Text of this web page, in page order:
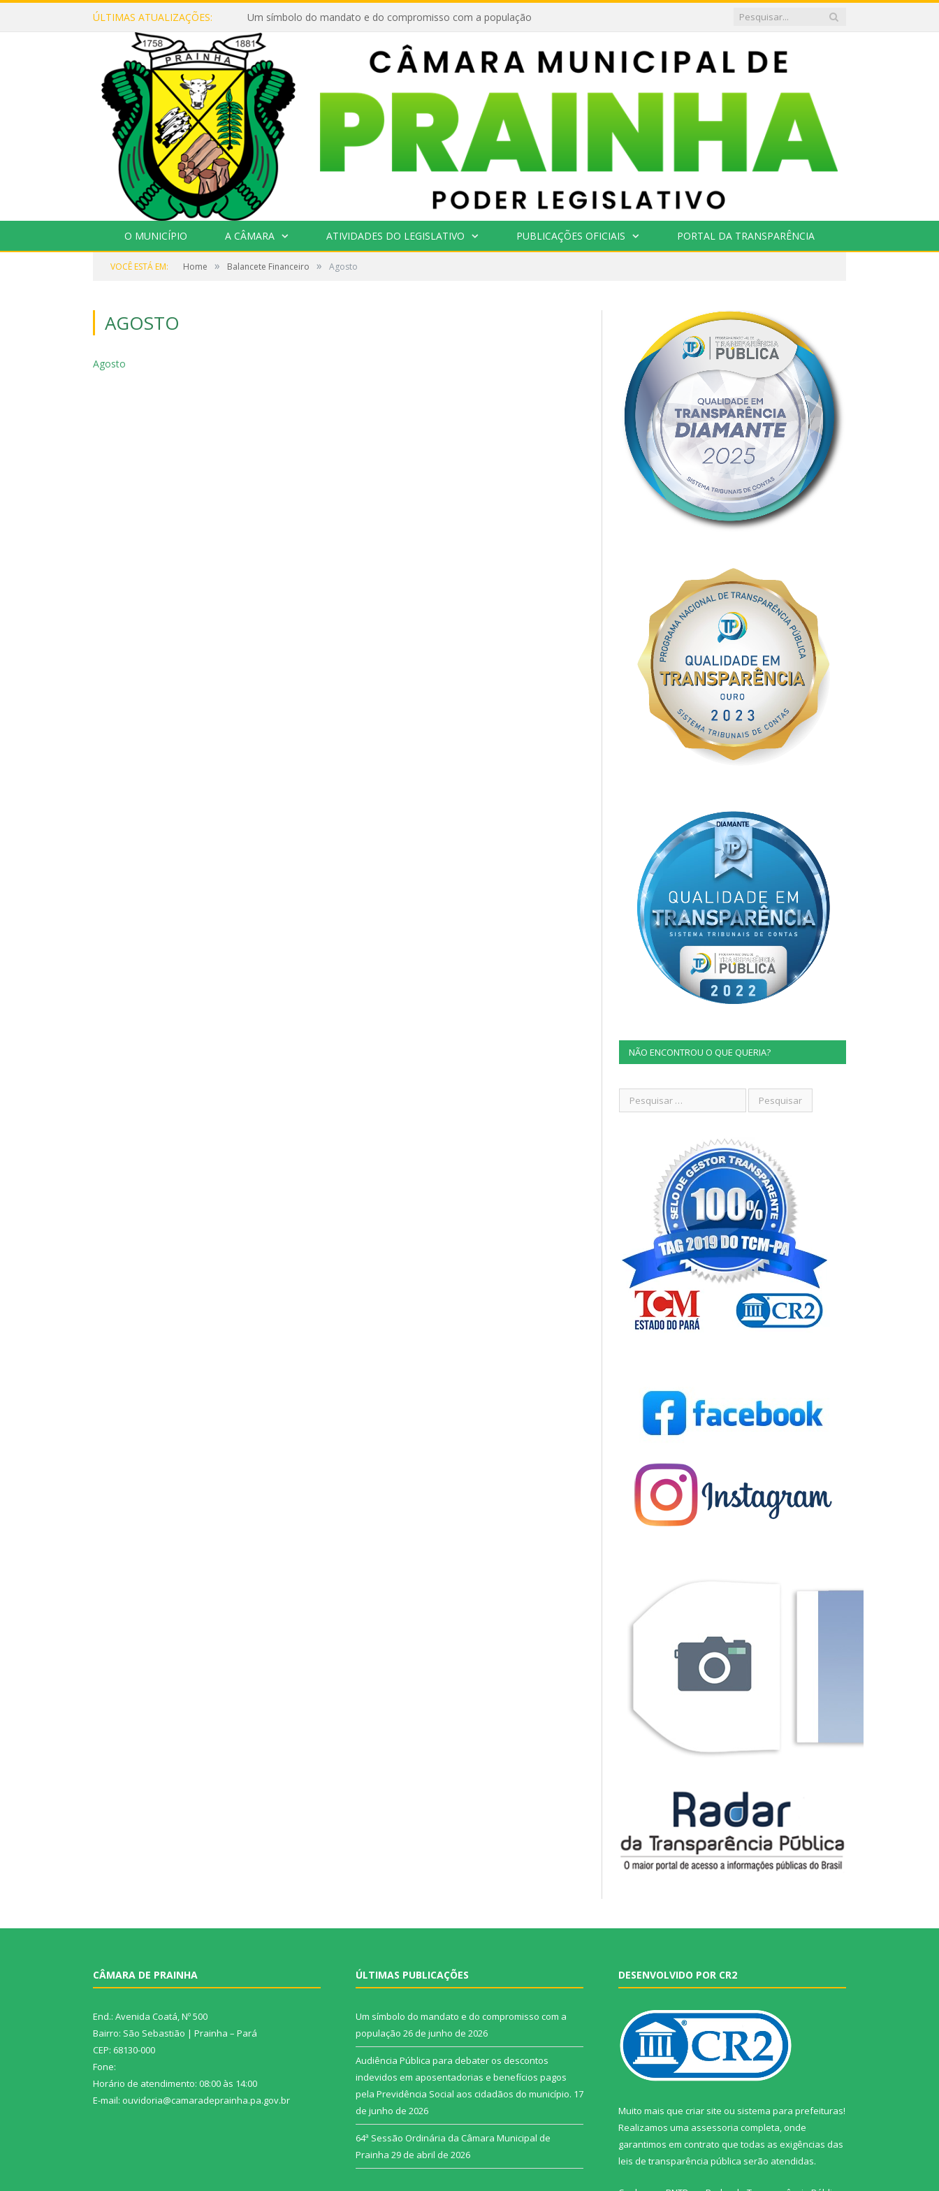
ÚLTIMAS ATUALIZAÇÕES: Um símbolo do mandato e do compromisso com a população
O MUNICÍPIO A CÂMARA ATIVIDADES DO LEGISLATIVO PUBLICAÇÕES OFICIAIS PORTAL DA TRANSPARÊNCIA
VOCÊ ESTÁ EM: Home » Balancete Financeiro » Agosto
AGOSTO
Agosto
NÃO ENCONTROU O QUE QUERIA?
CÂMARA DE PRAINHA
End.: Avenida Coatá, Nº 500
Bairro: São Sebastião | Prainha – Pará
CEP: 68130-000
Fone:
Horário de atendimento: 08:00 às 14:00
E-mail: ouvidoria@camaradeprainha.pa.gov.br
ÚLTIMAS PUBLICAÇÕES
Um símbolo do mandato e do compromisso com a
população 26 de junho de 2026
Audiência Pública para debater os descontos
indevidos em aposentadorias e benefícios pagos
pela Previdência Social aos cidadãos do município. 17
de junho de 2026
64ª Sessão Ordinária da Câmara Municipal de
Prainha 29 de abril de 2026
DESENVOLVIDO POR CR2
Muito mais que criar site ou sistema para prefeituras!
Realizamos uma assessoria completa, onde
garantimos em contrato que todas as exigências das
leis de transparência pública serão atendidas.